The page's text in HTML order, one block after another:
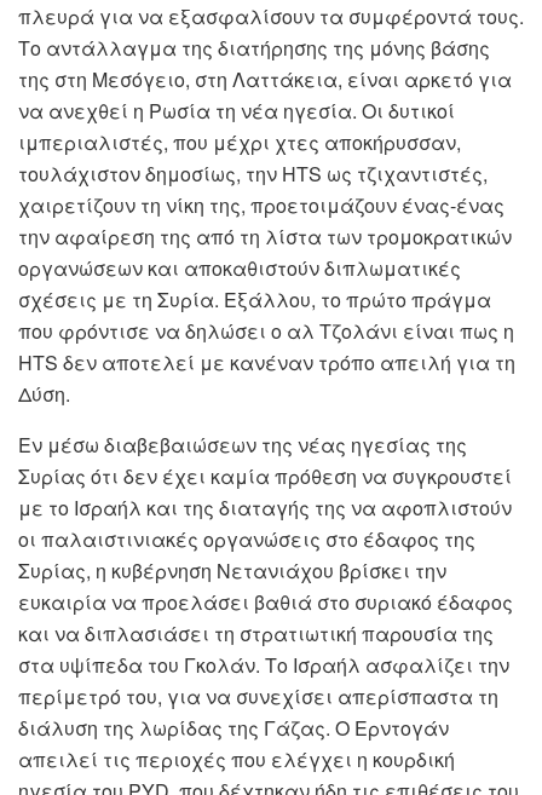
πλευρά για να εξασφαλίσουν τα συμφέροντά τους.
Το αντάλλαγμα της διατήρησης της μόνης βάσης
της στη Μεσόγειο, στη Λαττάκεια, είναι αρκετό για
να ανεχθεί η Ρωσία τη νέα ηγεσία. Οι δυτικοί
ιμπεριαλιστές, που μέχρι χτες αποκήρυσσαν,
τουλάχιστον δημοσίως, την HTS ως τζιχαντιστές,
χαιρετίζουν τη νίκη της, προετοιμάζουν ένας-ένας
την αφαίρεση της από τη λίστα των τρομοκρατικών
οργανώσεων και αποκαθιστούν διπλωματικές
σχέσεις με τη Συρία. Εξάλλου, το πρώτο πράγμα
που φρόντισε να δηλώσει ο αλ Τζολάνι είναι πως η
HTS δεν αποτελεί με κανέναν τρόπο απειλή για τη
Δύση.
Εν μέσω διαβεβαιώσεων της νέας ηγεσίας της
Συρίας ότι δεν έχει καμία πρόθεση να συγκρουστεί
με το Ισραήλ και της διαταγής της να αφοπλιστούν
οι παλαιστινιακές οργανώσεις στο έδαφος της
Συρίας, η κυβέρνηση Νετανιάχου βρίσκει την
ευκαιρία να προελάσει βαθιά στο συριακό έδαφος
και να διπλασιάσει τη στρατιωτική παρουσία της
στα υψίπεδα του Γκολάν. Το Ισραήλ ασφαλίζει την
περίμετρό του, για να συνεχίσει απερίσπαστα τη
διάλυση της λωρίδας της Γάζας. Ο Ερντογάν
απειλεί τις περιοχές που ελέγχει η κουρδική